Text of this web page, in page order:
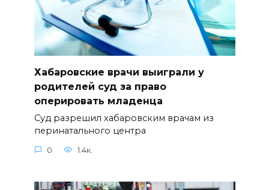
Хабаровские врачи выиграли у
родителей суд за право
оперировать младенца
Суд разрешил хабаровским врачам из
перинатального центра
0 1.4к.